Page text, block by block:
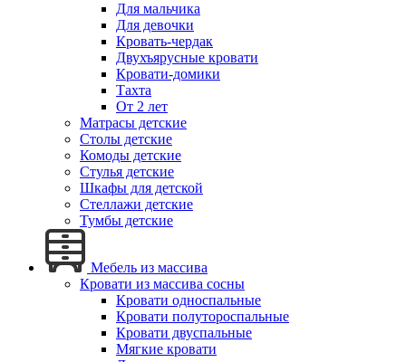
Для мальчика
Для девочки
Кровать-чердак
Двухъярусные кровати
Кровати-домики
Тахта
От 2 лет
Матрасы детские
Столы детские
Комоды детские
Стулья детские
Шкафы для детской
Стеллажи детские
Тумбы детские
Мебель из массива
Кровати из массива сосны
Кровати односпальные
Кровати полутороспальные
Кровати двуспальные
Мягкие кровати